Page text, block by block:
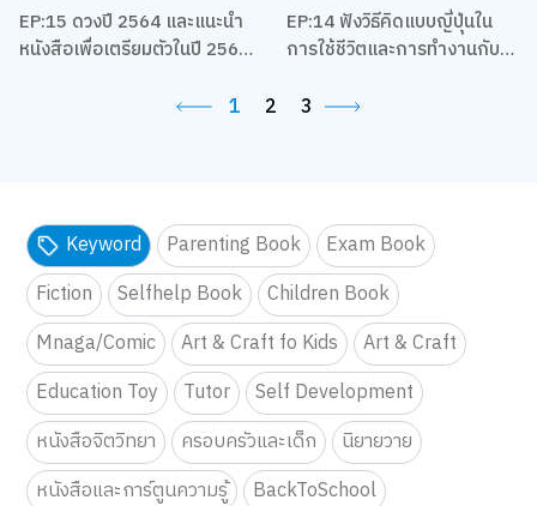
EP:15 ดวงปี 2564 และแนะนำ
หนังสือเพื่อเตรียมตัวในปี 2564
EP:14 ฟังวิธีคิดแบบญี่ปุ่นใน
การใช้ชีวิตและการทำงานกับ
1 2 3
Keyword Parenting Book
Exam Book
Fiction
Selfhelp Book
Children Book
Mnaga/Comic
Art & Craft fo Kids
Art & Craft
Education Toy
Tutor
Self Development
หนังสือจิตวิทยา
ครอบครัวและเด็ก
นิยายวาย
หนังสือและการ์ตูนความรู้
BackToSchool